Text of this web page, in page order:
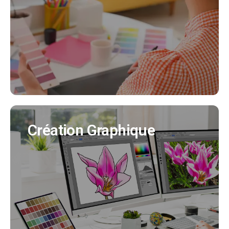
en cohérence avec tous vos supports de
communication. (Création charte graphique,
logo, déclinaisons..)
EN SAVOIR PLUS
Création Graphique
Création Graphique
Nous créons tous vos supports de
communication (flyer, affiche, brochure produit,
bulletin municipal, mascotte..)
EN SAVOIR PLUS